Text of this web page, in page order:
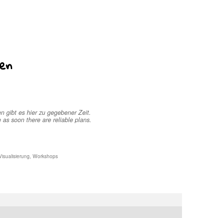
gibt es hier zu gegebener Zeit.
soon there are reliable plans.
Workshops